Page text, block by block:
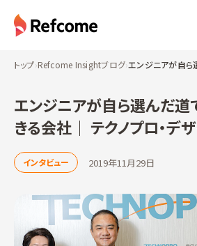
トップ›Refcome Insightブログ›
エンジニアが自ら選んだ道
きる会社｜ テクノプロ・デ
インタビュー 2019年11月29日